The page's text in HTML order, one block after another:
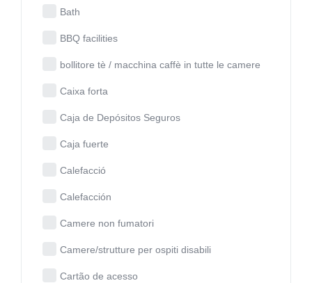
Bath
BBQ facilities
bollitore tè / macchina caffè in tutte le camere
Caixa forta
Caja de Depósitos Seguros
Caja fuerte
Calefacció
Calefacción
Camere non fumatori
Camere/strutture per ospiti disabili
Cartão de acesso